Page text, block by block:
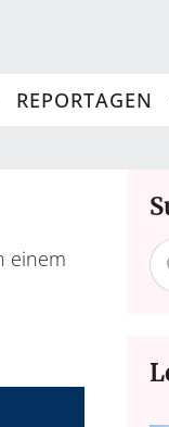
REPORTAGEN
einem